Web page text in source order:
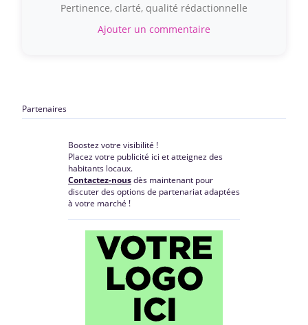
Pertinence, clarté, qualité rédactionnelle
Ajouter un commentaire
Partenaires
Boostez votre visibilité !
Placez votre publicité ici et atteignez des
habitants locaux.
Contactez-nousdès maintenant pour
discuter des options de partenariat adaptées
à votre marché !